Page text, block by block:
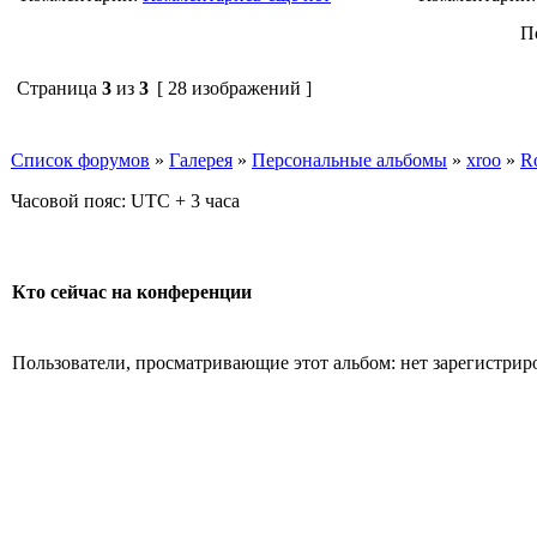
Страница 3 из 3 [ 28 изображений ]
Список форумов » Галерея » Персональные альбомы » xroo »
Часовой пояс: UTC + 3 часа
Кто сейчас на конференции
Пользователи, просматривающие этот альбом: нет